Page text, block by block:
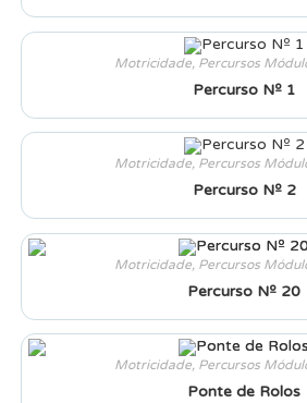
Motricidade, Percursos
Percurso Nº 1
Motricidade, Percursos
Percurso Nº 2
Motricidade, Percursos
Percurso Nº 20
Motricidade, Percursos
Ponte de Rolos